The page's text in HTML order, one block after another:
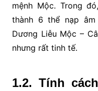
mệnh Mộc. Trong
thành 6 thể nạp
Dương Liễu Mộc –
nhưng rất tinh tế.
1.2. Tính